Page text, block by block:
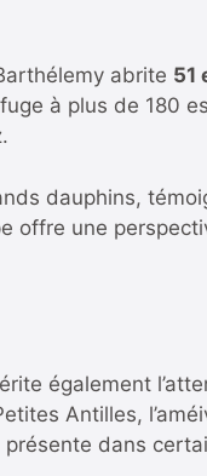
abrite 51
à plus de 180
dauphins,
offre une
également
Antilles,
dans